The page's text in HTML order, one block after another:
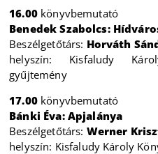
16.00 könyvbemutató
Benedek Szabolcs:
Beszélgetőtárs: Horváth
helyszín: Kisfaludy
gyűjtemény
17.00könyvbemutató
Bánki Éva: Apjalánya
Beszélgetőtárs: Werner
helyszín: Kisfaludy Károly